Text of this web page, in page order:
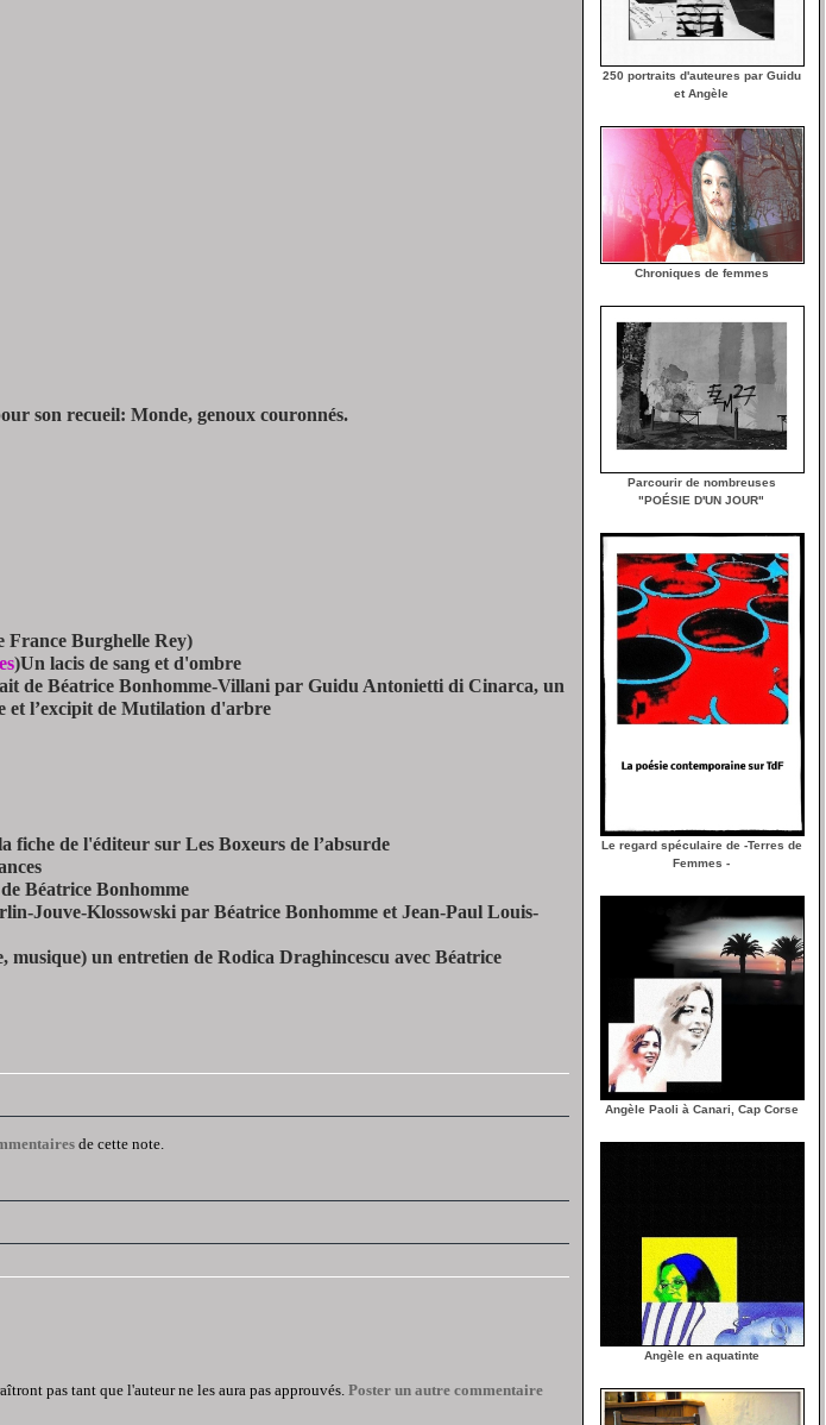
son recueil: Monde, genoux couronnés.
France Burghelle Rey)
)Un lacis de sang et d'ombre
de Béatrice Bonhomme-Villani par Guidu Antonietti di Cinarca, un
et l’excipit de Mutilation d'arbre
fiche de l'éditeur sur Les Boxeurs de l’absurde
Béatrice Bonhomme
Jouve-Klossowski par Béatrice Bonhomme et Jean-Paul Louis-
musique) un entretien de Rodica Draghincescu avec Béatrice
de cette note.
pas tant que l'auteur ne les aura pas approuvés. Poster un autre commentaire
250 portraits d'auteures par Guidu
et Angèle
Chroniques de femmes
Parcourir de nombreuses
"POÉSIE D'UN JOUR"
Le regard spéculaire de -Terres de
Femmes -
Angèle Paoli à Canari, Cap Corse
Angèle en aquatinte